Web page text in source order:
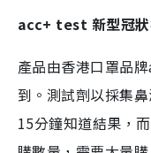
acc+ test 新型冠狀
產品由香港口罩品
到。測試劑以採集
15分鐘知道結果，